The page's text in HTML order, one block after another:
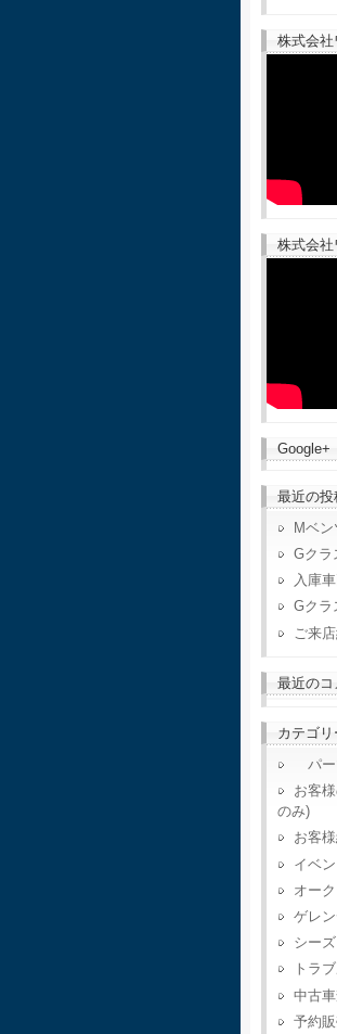
株式会
株式会
Google+
最近の投
Mベ
Gクラ
入庫
Gクラ
ご来
最近のコ
カテゴリ
パー
お客
のみ)
お客
イベン
オー
ゲレ
シー
トラ
中古
予約